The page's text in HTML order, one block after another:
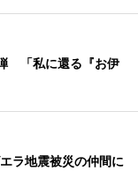
「私に還る『お伊
ラ地震被災の仲間に